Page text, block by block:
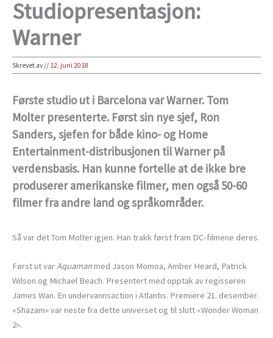
Studiopresentasjon:
Warner
Skrevet av// 12. juni 2018
Første studio ut i Barcelona var Warner. Tom
Molter presenterte. Først sin nye sjef, Ron
Sanders, sjefen for både kino- og Home
Entertainment-distribusjonen til Warner på
verdensbasis. Han kunne fortelle at de ikke bre
produserer amerikanske filmer, men også 50-60
filmer fra andre land og språkområder.
Så var det Tom Molter igjen. Han trakk først fram DC-filmene deres.
Først ut varAquamanmed Jason Momoa, Amber Heard, Patrick
Wilson og Michael Beach. Presentert med opptak av regissøren
James Wan. En undervannsaction i Atlantis. Premiere 21. desember.
«Shazam» var neste fra dette universet og til slutt «Wonder Woman
2».